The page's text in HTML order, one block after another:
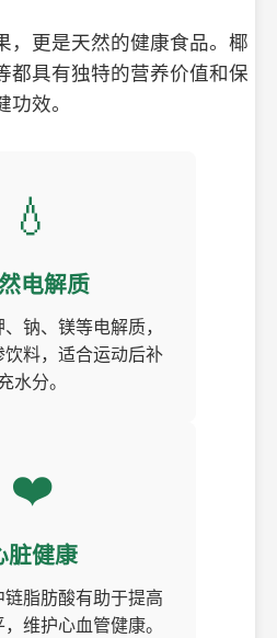
，更是天然的健康食品。椰
都具有独特的营养价值和保
功效。
💧
电解质
钠、镁等电解质，
料，适合运动后补
水分。
❤️
脏健康
脂肪酸有助于提高
维护心血管健康。